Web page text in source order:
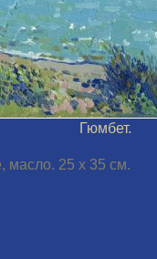
Гюмбет.
масло. 25 х 35 см.